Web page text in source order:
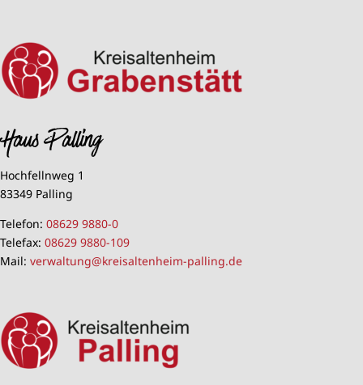
Haus Palling
Hochfellnweg 1
83349 Palling
Telefon: 08629 9880-0
Telefax: 08629 9880-109
Mail: verwaltung@kreisaltenheim-palling.de